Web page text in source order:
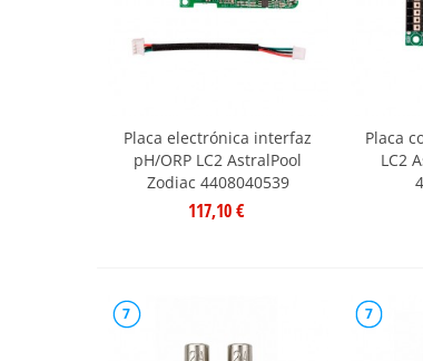
Placa electrónica interfaz
pH/ORP LC2 AstralPool
Zodiac 4408040539
117,10 €
Placa
LC2
7 7